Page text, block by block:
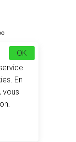
En
vous
OK